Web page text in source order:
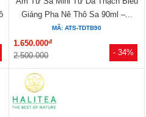
- 34%
Giáng Pha Nê Thô Sa 90ml –...
MÃ: ATS-TDTB90
1.650.000đ
2.500.000